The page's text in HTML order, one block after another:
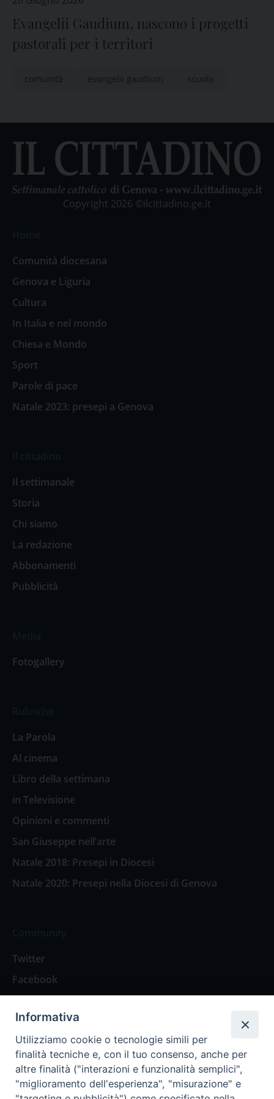
Evangelii Gaudium, nascono i progetti
pastorali per i territori
comunità evangelii gaudium scuola
Copyright 2026 ©ilcittadino.ge.it
Comunità diocesana
Genova e Liguria
Cultura
In Italia e nel mondo
Chiesa e Mondo
Sport
Parole di pace
Natale 2023: presepi a Genova
Il settimanale
Storia
Chi siamo
La redazione
Abbonamenti
Pubblicità
Fotogallery
La Parola
Al cinema
Libro della settimana
in Televisione
Opinioni e commenti
San Giuseppe nell’arte
Natale 2018: Presepi in Diocesi
Natale 2020: Presepi nella Diocesi di Genova
Twitter
Facebook
Contattaci
Spazio Lettori
Eventi
Informativa
Utilizziamo cookie o tecnologie simili per
finalità tecniche e, con il tuo consenso, anche per
altre finalità ("interazioni e funzionalità semplici",
"miglioramento dell'esperienza", "misurazione" e